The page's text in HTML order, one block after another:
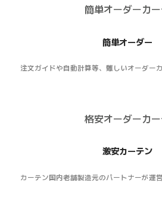
簡単オーダー
注文ガイドや自動計算等、難しいオーダー
激安カーテン
カーテン国内老舗製造元のパートナーが運